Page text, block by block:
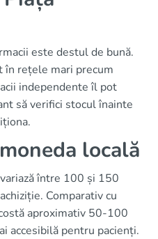
este destul de bună.
în rețele mari precum
independente îl pot
să verifici stocul înainte
locală
între 100 și 150
Comparativ cu
aproximativ 50-100
accesibilă pentru pacienți.